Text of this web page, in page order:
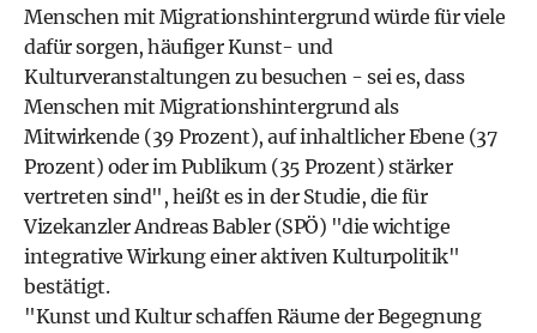
Menschen mit Migrationshintergrund würde für viele
dafür sorgen, häufiger Kunst- und
Kulturveranstaltungen zu besuchen - sei es, dass
Menschen mit Migrationshintergrund als
Mitwirkende (39 Prozent), auf inhaltlicher Ebene (37
Prozent) oder im Publikum (35 Prozent) stärker
vertreten sind", heißt es in der Studie, die für
Vizekanzler Andreas Babler (SPÖ) "die wichtige
integrative Wirkung einer aktiven Kulturpolitik"
bestätigt.
"Kunst und Kultur schaffen Räume der Begegnung